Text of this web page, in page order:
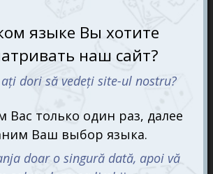
Love Фанты Romantic предназначена
пар 18+, которые готовы на самые
сюрпризы друг для